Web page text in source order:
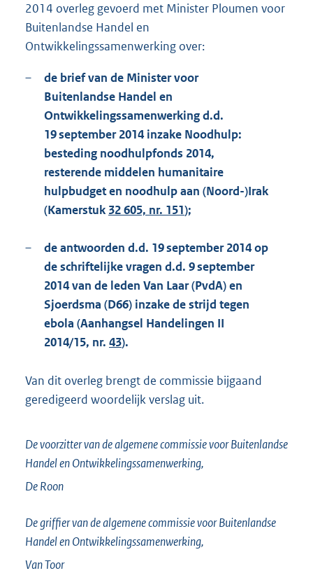
2014 overleg gevoerd met Minister Ploumen voor
Buitenlandse Handel en
Ontwikkelingssamenwerking over:
–
de brief van de Minister voor
Buitenlandse Handel en
Ontwikkelingssamenwerking d.d.
19 september 2014 inzake Noodhulp:
besteding noodhulpfonds 2014,
resterende middelen humanitaire
hulpbudget en noodhulp aan (Noord-)Irak
(Kamerstuk 32 605, nr. 151);
–
de antwoorden d.d. 19 september 2014 op
de schriftelijke vragen d.d. 9 september
2014 van de leden Van Laar (PvdA) en
Sjoerdsma (D66) inzake de strijd tegen
ebola (Aanhangsel Handelingen II
2014/15, nr. 43).
Van dit overleg brengt de commissie bijgaand
geredigeerd woordelijk verslag uit.
De voorzitter van de algemene commissie voor Buitenlandse
Handel en Ontwikkelingssamenwerking,
De Roon
De griffier van de algemene commissie voor Buitenlandse
Handel en Ontwikkelingssamenwerking,
Van Toor